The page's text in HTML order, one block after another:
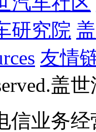
研究院
友情
盖
信业务